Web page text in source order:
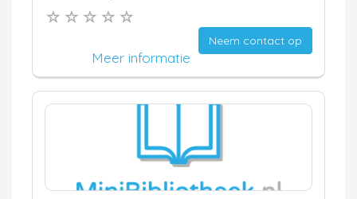
Neem contact op
Meer informatie